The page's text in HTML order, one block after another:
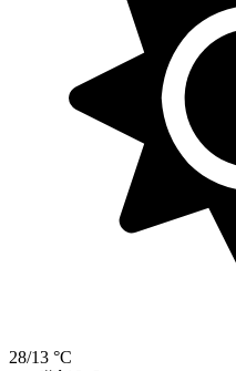
28/13 °C